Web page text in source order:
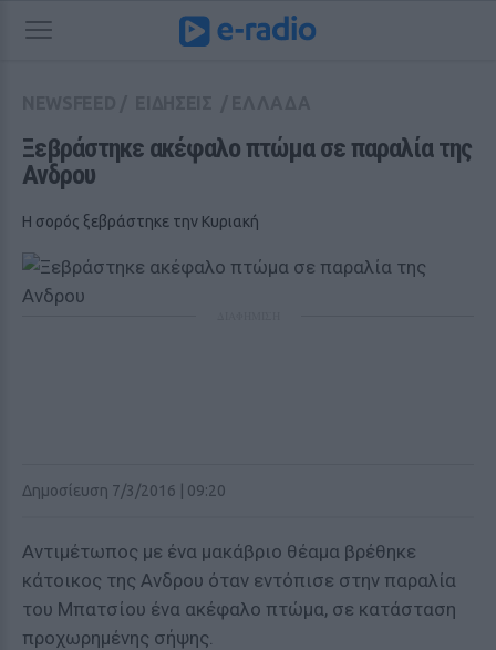
Ξεβράστηκε ακέφαλο πτώμα σε παραλία της
Ανδρου
Η σορός ξεβράστηκε την Κυριακή
Δημοσίευση 7/3/2016 | 09:20
Αντιμέτωπος με ένα μακάβριο θέαμα βρέθηκε
κάτοικος της Ανδρου όταν εντόπισε στην παραλία
του Μπατσίου ένα ακέφαλο πτώμα, σε κατάσταση
προχωρημένης σήψης.